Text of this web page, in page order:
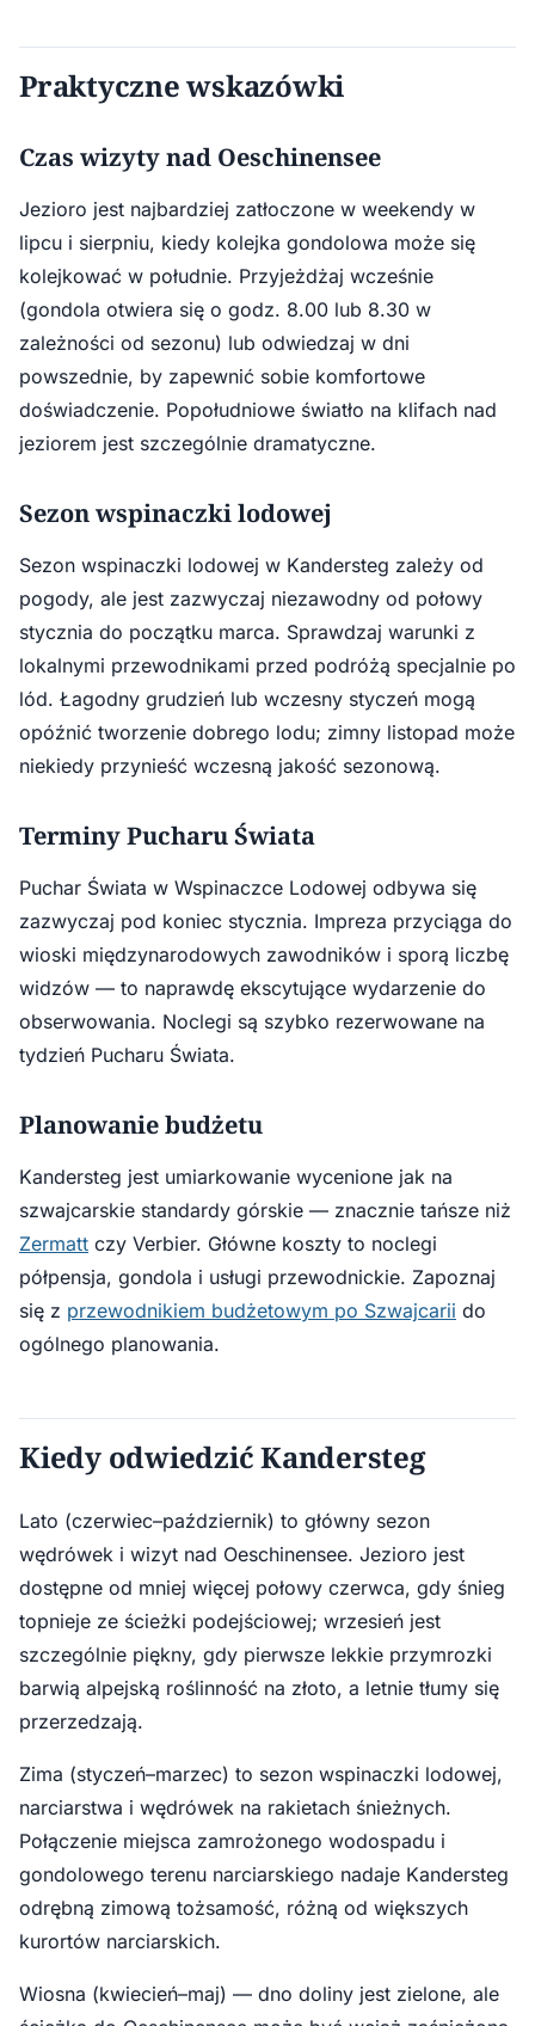
Praktyczne wskazówki
Czas wizyty nad Oeschinensee
Jezioro jest najbardziej zatłoczone w weekendy w
lipcu i sierpniu, kiedy kolejka gondolowa może się
kolejkować w południe. Przyjeżdżaj wcześnie
(gondola otwiera się o godz. 8.00 lub 8.30 w
zależności od sezonu) lub odwiedzaj w dni
powszednie, by zapewnić sobie komfortowe
doświadczenie. Popołudniowe światło na klifach nad
jeziorem jest szczególnie dramatyczne.
Sezon wspinaczki lodowej
Sezon wspinaczki lodowej w Kandersteg zależy od
pogody, ale jest zazwyczaj niezawodny od połowy
stycznia do początku marca. Sprawdzaj warunki z
lokalnymi przewodnikami przed podróżą specjalnie po
lód. Łagodny grudzień lub wczesny styczeń mogą
opóźnić tworzenie dobrego lodu; zimny listopad może
niekiedy przynieść wczesną jakość sezonową.
Terminy Pucharu Świata
Puchar Świata w Wspinaczce Lodowej odbywa się
zazwyczaj pod koniec stycznia. Impreza przyciąga do
wioski międzynarodowych zawodników i sporą liczbę
widzów — to naprawdę ekscytujące wydarzenie do
obserwowania. Noclegi są szybko rezerwowane na
tydzień Pucharu Świata.
Planowanie budżetu
Kandersteg jest umiarkowanie wycenione jak na
szwajcarskie standardy górskie — znacznie tańsze niż
Zermatt czy Verbier. Główne koszty to noclegi
półpensja, gondola i usługi przewodnickie. Zapoznaj
się z przewodnikiem budżetowym po Szwajcarii do
ogólnego planowania.
Kiedy odwiedzić Kandersteg
Lato (czerwiec–październik) to główny sezon
wędrówek i wizyt nad Oeschinensee. Jezioro jest
dostępne od mniej więcej połowy czerwca, gdy śnieg
topnieje ze ścieżki podejściowej; wrzesień jest
szczególnie piękny, gdy pierwsze lekkie przymrozki
barwią alpejską roślinność na złoto, a letnie tłumy się
przerzedzają.
Zima (styczeń–marzec) to sezon wspinaczki lodowej,
narciarstwa i wędrówek na rakietach śnieżnych.
Połączenie miejsca zamrożonego wodospadu i
gondolowego terenu narciarskiego nadaje Kandersteg
odrębną zimową tożsamość, różną od większych
kurortów narciarskich.
Wiosna (kwiecień–maj) — dno doliny jest zielone, ale